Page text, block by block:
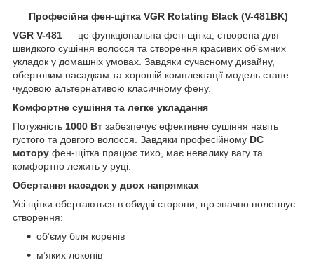
Професійна фен-щітка VGR Rotating Black (V-481BK)
VGR V-481 — це функціональна фен-щітка, створена для
швидкого сушіння волосся та створення красивих об’ємних
укладок у домашніх умовах. Завдяки сучасному дизайну,
обертовим насадкам та хорошій комплектації модель стане
чудовою альтернативою класичному фену.
Комфортне сушіння та легке укладання
Потужність 1000 Вт забезпечує ефективне сушіння навіть
густого та довгого волосся. Завдяки професійному DC
мотору фен-щітка працює тихо, має невелику вагу та
комфортно лежить у руці.
Обертання насадок у двох напрямках
Усі щітки обертаються в обидві сторони, що значно полегшує
створення:
об’єму біля коренів
м’яких локонів